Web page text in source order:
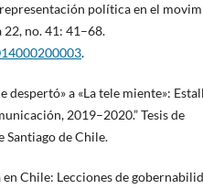
política en el
no. 41: 41–68.
.
despertó» a «La tele miente»:
2019–2020.” Tesis de
de Chile.
Chile: Lecciones de